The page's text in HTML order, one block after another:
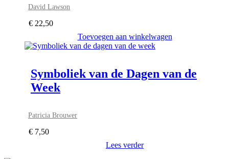
David Lawson
€ 22,50
Toevoegen aan winkelwagen
Symboliek van de Dagen van de
Week
Patricia Brouwer
€ 7,50
Lees verder